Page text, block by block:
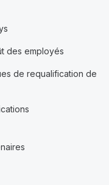
des employés
de requalification de